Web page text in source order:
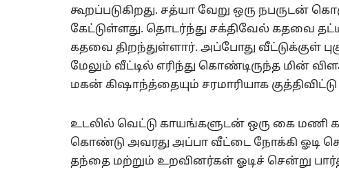
கூறப்படுகிறது. சத்யா வேறு ஒரு நபருடன்
கேட்டுள்ளது. தொடர்ந்து சக்திவேல் கதவை
கதவை திறந்துள்ளார். அப்போது வீட்டுக்குள்
மேலும் வீட்டில் எரிந்து கொண்டிருந்த மின்
மகன் கிஷாந்த்தையும் சரமாரியாக
உடலில் வெட்டு காயங்களுடன் ஒரு கை மணி
கொண்டு அவரது அப்பா வீட்டை நோக்கி ஓடி
தந்தை மற்றும் உறவினர்கள் ஓடிச் சென்று